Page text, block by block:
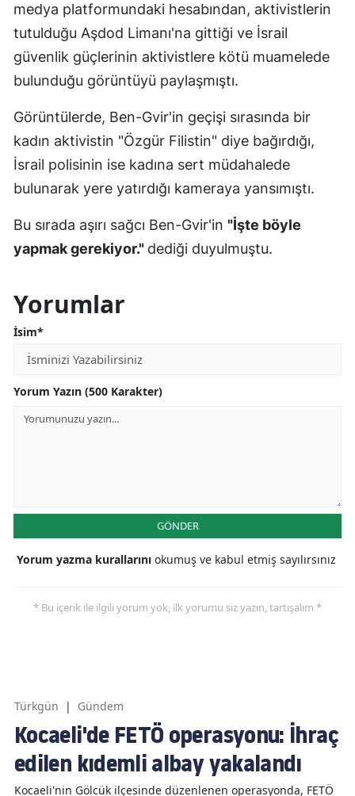
medya platformundaki hesabından, aktivistlerin
tutulduğu Aşdod Limanı'na gittiği ve İsrail
güvenlik güçlerinin aktivistlere kötü muamelede
bulunduğu görüntüyü paylaşmıştı.
Görüntülerde, Ben-Gvir'in geçişi sırasında bir
kadın aktivistin "Özgür Filistin" diye bağırdığı,
İsrail polisinin ise kadına sert müdahalede
bulunarak yere yatırdığı kameraya yansımıştı.
Bu sırada aşırı sağcı Ben-Gvir'in "İşte böyle
yapmak gerekiyor." dediği duyulmuştu.
Yorumlar
İsim*
Yorum Yazın (500 Karakter)
GÖNDER
Yorum yazma kurallarını okumuş ve kabul etmiş sayılırsınız
* Bu içerik ile ilgili yorum yok, ilk yorumu siz yazın, tartışalım *
Türkgün | Gündem
Kocaeli'de FETÖ operasyonu: İhraç
edilen kıdemli albay yakalandı
Kocaeli'nin Gölcük ilçesinde düzenlenen operasyonda, FETÖ